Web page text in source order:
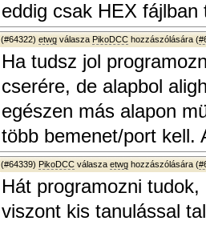
eddig csak HEX fájlban
(#64322) etwg válasza PikoDCC hozzászólására (
Ha tudsz jol
cserére, de alapbol
egészen más alapon
több bemenet/port kell.
(#64339) PikoDCC válasza etwg hozzászólására (
Hát programozni
viszont kis tanulással